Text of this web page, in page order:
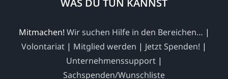
WAS DU TUN KANNST
Mitmachen! Wir suchen Hilfe in den Bereichen… |
Volontariat | Mitglied werden | Jetzt Spenden! |
Unternehmenssupport|
Sachspenden/Wunschliste